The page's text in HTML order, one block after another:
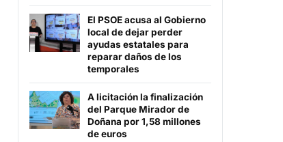
El PSOE acusa al Gobierno
local de dejar perder
ayudas estatales para
reparar daños de los
temporales
A licitación la finalización
del Parque Mirador de
Doñana por 1,58 millones
de euros